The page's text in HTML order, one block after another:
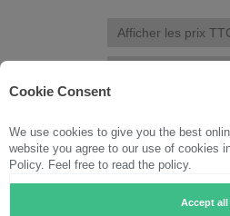
Cookie Consent
We use cookies to give you the best
website you agree to our use of cookies
Policy. Feel free to read the policy.
Accept all
S'ENREGISTRER CONNEXION
PANIER